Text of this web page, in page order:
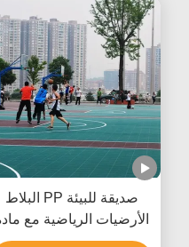
صديقة للبيئة PP البلاط
الأرضيات الرياضية مع مادة
البولي بروبيلين مقاومة